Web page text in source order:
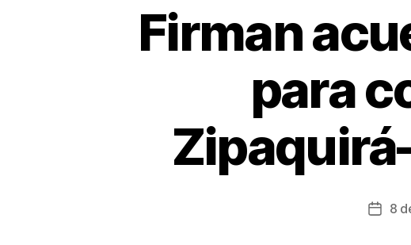
Firman
para
Fecha
8